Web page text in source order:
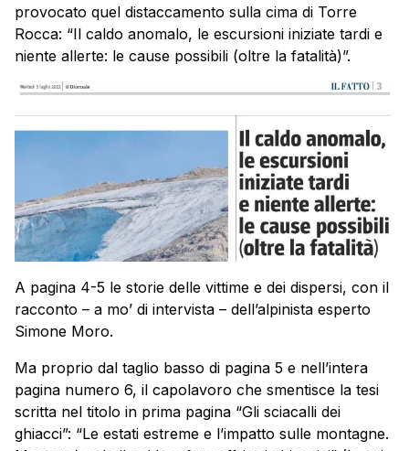
provocato quel distaccamento sulla cima di Torre
Rocca: “Il caldo anomalo, le escursioni iniziate tardi e
niente allerte: le cause possibili (oltre la fatalità)”.
A pagina 4-5 le storie delle vittime e dei dispersi, con il
racconto – a mo’ di intervista – dell’alpinista esperto
Simone Moro.
Ma proprio dal taglio basso di pagina 5 e nell’intera
pagina numero 6, il capolavoro che smentisce la tesi
scritta nel titolo in prima pagina “Gli sciacalli dei
ghiacci”: “Le estati estreme e l’impatto sulle montagne.